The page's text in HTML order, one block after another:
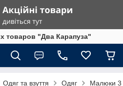
товаров "Два Карапуза"
Одяг та взуття Одяг Малюки 3